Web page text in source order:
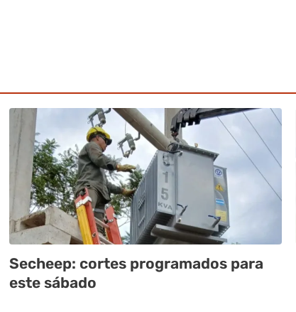
Secheep: cortes programados para
este sábado